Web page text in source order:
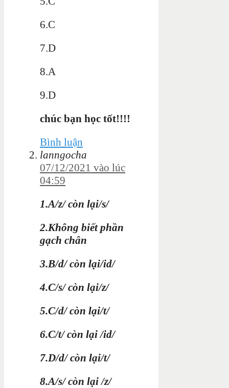
6.C
7.D
8.A
9.D
chúc bạn học tốt!!!!
Bình luận
lanngocha
07/12/2021 vào lúc
04:59
1.A/z/ còn lại/s/
2.Không biết phần
gạch chân
3.B/d/ còn lại/id/
4.C/s/ còn lại/z/
5.C/d/ còn lại/t/
6.C/t/ còn lại /id/
7.D/d/ còn lại/t/
8.A/s/ còn lại /z/